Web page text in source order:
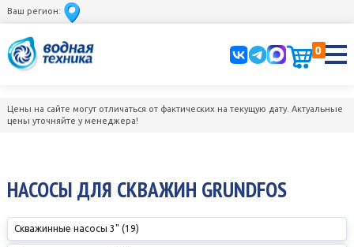
Ваш регион:
0
Цены на сайте могут отличаться от фактических на текущую дату. Актуальные
цены уточняйте у менеджера!
НАСОСЫ ДЛЯ СКВАЖИН GRUNDFOS
Скважинные насосы 3" (19)